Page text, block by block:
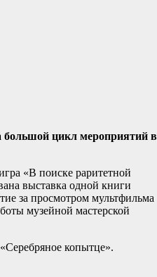
большой цикл мероприятий в
«В поиске раритетной
выставка одной книги
за просмотром мультфильма
музейной мастерской
копытце».